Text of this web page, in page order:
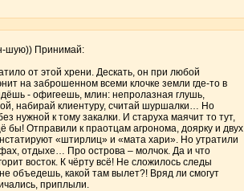
шую)) Принимай:
от этой хрени. Дескать, он при любой
на заброшенном всеми клочке земли где-то в
- офигеешь, млин: непролазная глушь,
набирай клиентуру, считай шуршалки… Но
нужной к тому закалки. И старуха маячит то тут,
бы! Отправили к праотцам агронома, доярку и двух
«штирлиц» и «мата хари». Но утратили
отдыхе… Про острова – молчок. Да и что
восток. К чёрту всё! Не сложилось следы
объедешь, какой там вылет?! Вряд ли смогут
приплыли.